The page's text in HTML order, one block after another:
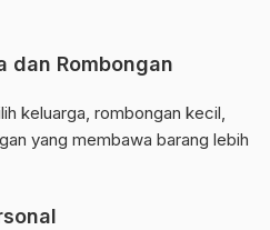
dan Rombongan
keluarga, rombongan kecil,
yang membawa barang lebih